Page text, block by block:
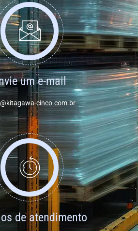
um e-mail
cinco.com.br
de atendimento